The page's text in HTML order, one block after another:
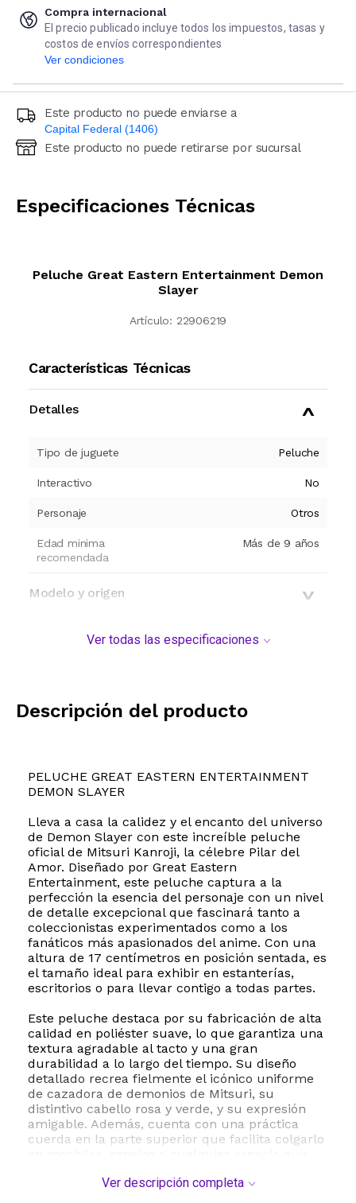
Compra internacional
El precio publicado incluye todos los impuestos, tasas y
costos de envíos correspondientes
Ver condiciones
Este producto no puede enviarse a
Capital Federal (1406)
Ingresá código postal (sólo números)
Este producto no puede retirarse por sucursal
Especificaciones Técnicas
Peluche Great Eastern Entertainment Demon
Slayer
Artículo: 22906219
Características Técnicas
Detalles
Tipo de juguete Peluche
Interactivo No
Personaje Otros
Edad minima
recomendada
Más de 9 años
Modelo y origen
Ver todas las especificaciones
Descripción del producto
PELUCHE GREAT EASTERN ENTERTAINMENT
DEMON SLAYER
Lleva a casa la calidez y el encanto del universo
de Demon Slayer con este increíble peluche
oficial de Mitsuri Kanroji, la célebre Pilar del
Amor. Diseñado por Great Eastern
Entertainment, este peluche captura a la
perfección la esencia del personaje con un nivel
de detalle excepcional que fascinará tanto a
coleccionistas experimentados como a los
fanáticos más apasionados del anime. Con una
altura de 17 centímetros en posición sentada, es
el tamaño ideal para exhibir en estanterías,
escritorios o para llevar contigo a todas partes.
Este peluche destaca por su fabricación de alta
calidad en poliéster suave, lo que garantiza una
textura agradable al tacto y una gran
durabilidad a lo largo del tiempo. Su diseño
detallado recrea fielmente el icónico uniforme
de cazadora de demonios de Mitsuri, su
distintivo cabello rosa y verde, y su expresión
amigable. Además, cuenta con una práctica
cuerda en la parte superior que facilita colgarlo
Ver descripción completa